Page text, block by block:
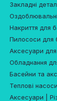
Закладні
Накриття для
Пилососи для
Аксесуари
Обладнання
Басейни та
Теплові
Аксесуари |